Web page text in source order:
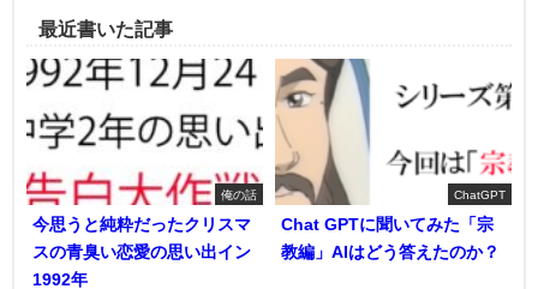
最近書いた記事
俺の話
今思うと純粋だったクリスマ
スの青臭い恋愛の思い出イン
1992年
ChatGPT
Chat GPTに聞いてみた「宗
教編」AIはどう答えたのか？